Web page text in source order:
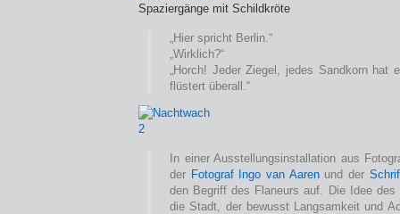
Spaziergänge mit Schildkröte
„Hier spricht Berlin.“
„Wirklich?“
„Horch! Jeder Ziegel, jedes Sandkorn hat
flüstert überall.“
In einer Ausstellungsinstallation aus
der Fotograf Ingo van Aarenund der
den Begriff des Flaneurs auf. Die Idee des
die Stadt, der bewusst Langsamkeit und